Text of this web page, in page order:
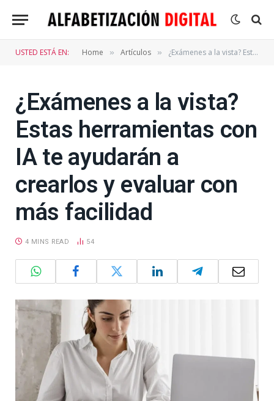
USTED ESTÁ EN: Home » Artículos » ¿Exámenes a la vista? Estas herramientas con IA te ayudarán a crearlos y evaluar con más facilidad
¿Exámenes a la vista?
Estas herramientas con
IA te ayudarán a
crearlos y evaluar con
más facilidad
4 MINS READ 54